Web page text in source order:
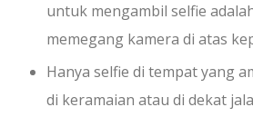
untuk mengambil selfie
memegang kamera di atas
Hanya selfie di tempat yang
di keramaian atau di dekat